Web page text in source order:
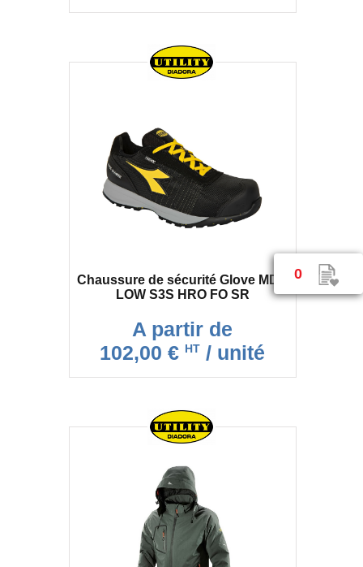
0
Chaussure de sécurité Glove MDS
LOW S3S HRO FO SR
A partir de
102,00 € HT / unité